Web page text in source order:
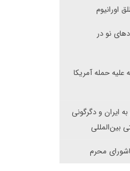
اورانیوم
نو در
علیه حمله آمریکا
ایران و دگرگونی
بین‌المللی
محرم